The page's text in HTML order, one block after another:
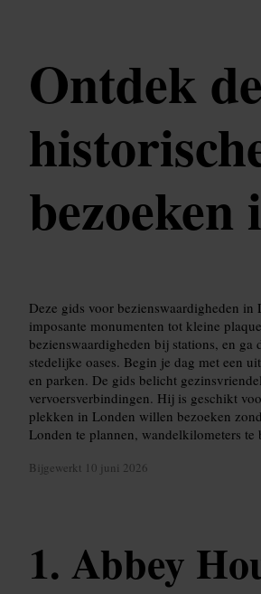
Ontdek
Deze gids voor bezienswaardigheden
imposante monumenten tot kleine
bezienswaardigheden bij stations, en ga
stedelijke oases. Begin je dag met een
en parken. De gids belicht
vervoersverbindingen. Hij is geschikt
plekken in Londen willen bezoeken
Londen te plannen, wandelkilometers
Bijgewerkt 10 juni 2026
Abbey